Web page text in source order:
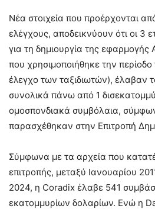
Νέα στοιχεία που προέρχονται
ελέγχους, αποδεικνύουν ότι οι 3
για τη δημιουργία της
που χρησιμοποιήθηκε την
έλεγχο των ταξιδιωτών), έλαβαν
συνολικά πάνω από 1
ομοσπονδιακά συμβόλαια,
παρασχέθηκαν στην Επιτροπή
Σύμφωνα με τα αρχεία που
επιτροπής, μεταξύ Ιανουαρίου
2024, η Coradix έλαβε 541
εκατομμυρίων δολαρίων. Ενώ η